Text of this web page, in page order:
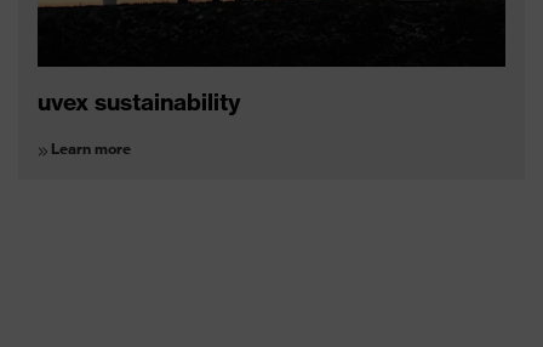
uvex sustainability
Learn more